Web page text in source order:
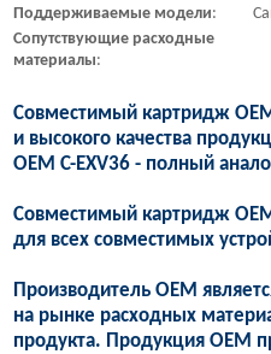
Поддерживаемые модели:
Сопутствующие расходные
материалы:
Совместимый картридж
и высокого качества
OEM C-EXV36 - полный
Совместимый картридж
для всех совместимых
Производитель OEM
на рынке расходных
продукта. Продукция OEM